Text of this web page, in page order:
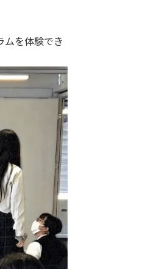
ムを体験でき